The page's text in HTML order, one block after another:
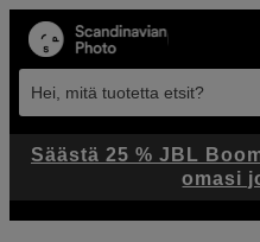
Hei, mitä tuotetta etsit?
Säästä 25 % JBL
omasi